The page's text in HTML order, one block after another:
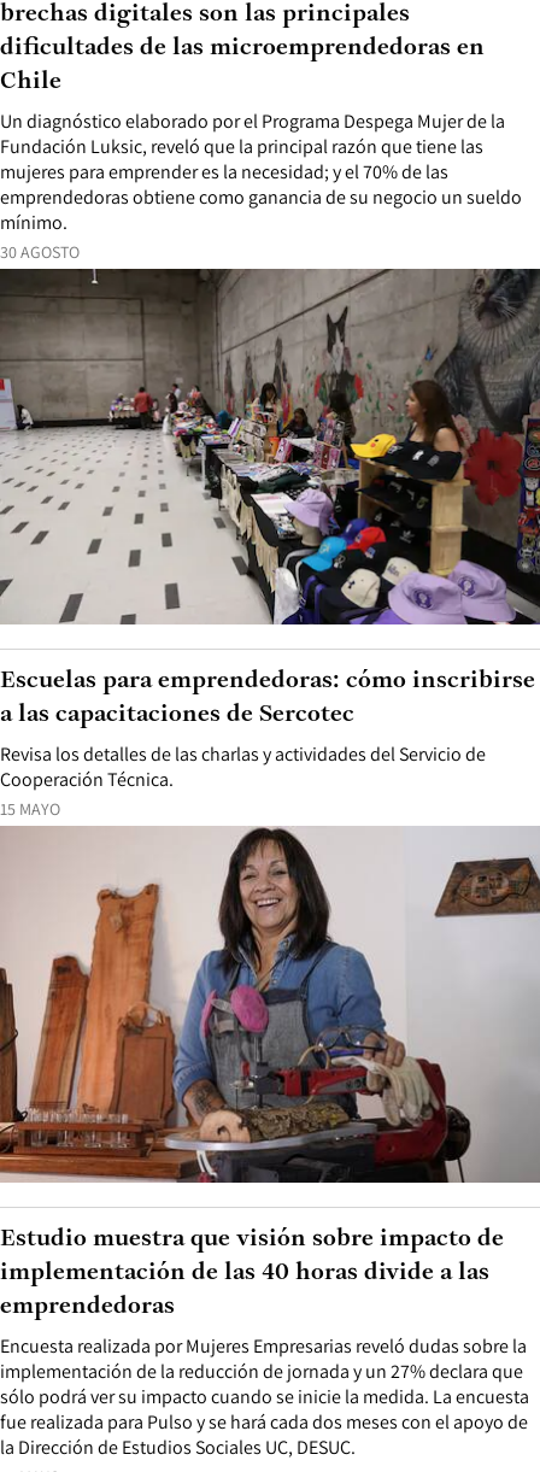
30 AGOSTO
Un diagnóstico elaborado por el Programa Despega Mujer de la
Fundación Luksic, reveló que la principal razón que tiene las
mujeres para emprender es la necesidad; y el 70% de las
emprendedoras obtiene como ganancia de su negocio un sueldo
mínimo.
brechas digitales son las principales
dificultades de las microemprendedoras en
Chile
15 MAYO
Revisa los detalles de las charlas y actividades del Servicio de
Cooperación Técnica.
Escuelas para emprendedoras: cómo inscribirse
a las capacitaciones de Sercotec
Encuesta realizada por Mujeres Empresarias reveló dudas sobre la
implementación de la reducción de jornada y un 27% declara que
sólo podrá ver su impacto cuando se inicie la medida. La encuesta
fue realizada para Pulso y se hará cada dos meses con el apoyo de
la Dirección de Estudios Sociales UC, DESUC.
Estudio muestra que visión sobre impacto de
implementación de las 40 horas divide a las
emprendedoras